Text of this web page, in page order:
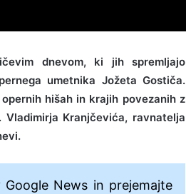
dnevom, ki jih spremljajo
umetnika Jožeta Gostiča.
hišah in krajih povezanih z
Kranjčevića, ravnatelja
News in prejemajte